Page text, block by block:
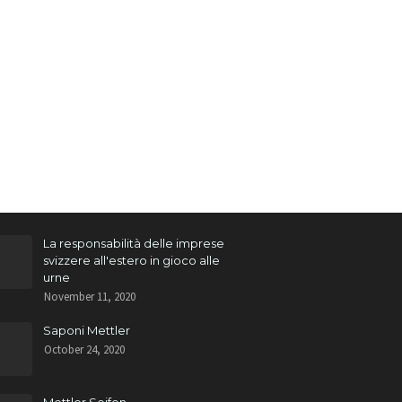
La responsabilità delle imprese
svizzere all'estero in gioco alle
urne
November 11, 2020
Saponi Mettler
October 24, 2020